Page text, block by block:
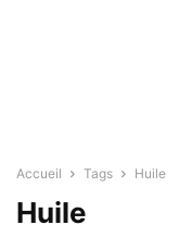
Accueil Tags Huile
Huile